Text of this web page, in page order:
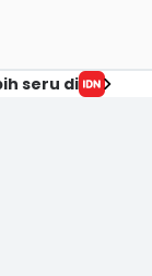
seru di